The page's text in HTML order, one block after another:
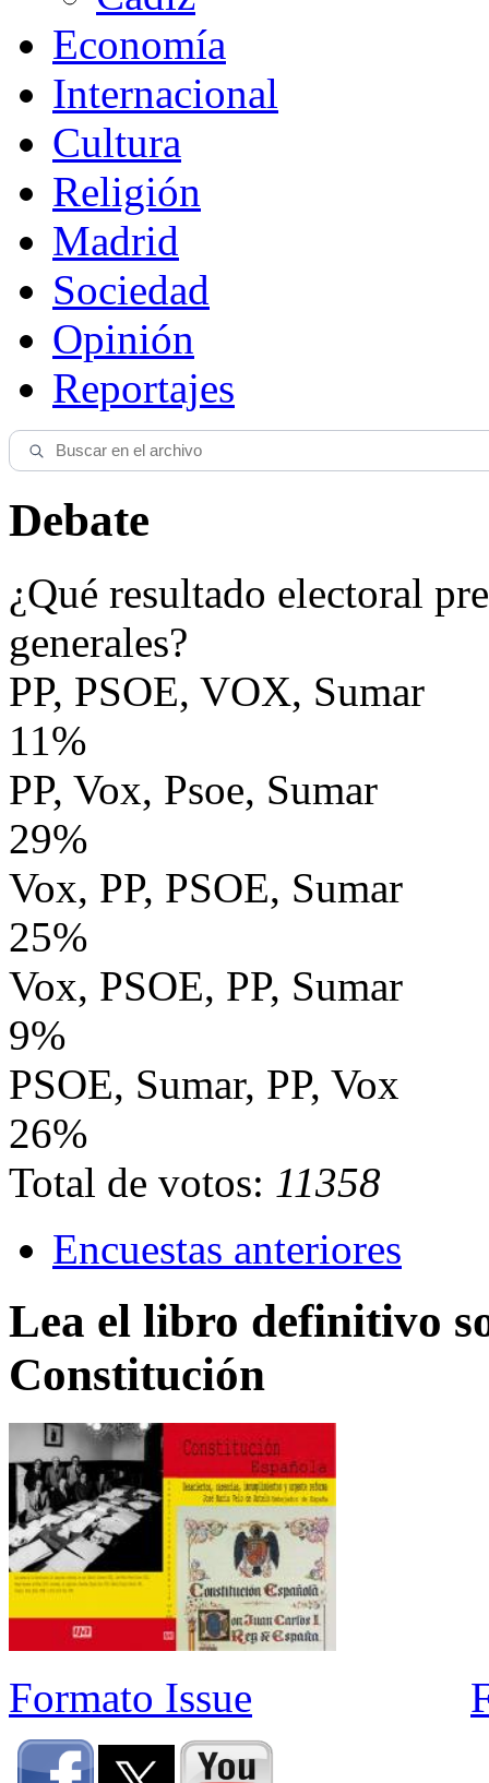
Economía
Internacional
Cultura
Religión
Madrid
Sociedad
Opinión
Reportajes
Debate
¿Qué resultado electoral
generales?
PP, PSOE, VOX, Sumar
11%
PP, Vox, Psoe, Sumar
29%
Vox, PP, PSOE, Sumar
25%
Vox, PSOE, PP, Sumar
9%
PSOE, Sumar, PP, Vox
26%
Total de votos: 11358
Encuestas anteriores
Lea el libro definitivo
Constitución
Formato Issue